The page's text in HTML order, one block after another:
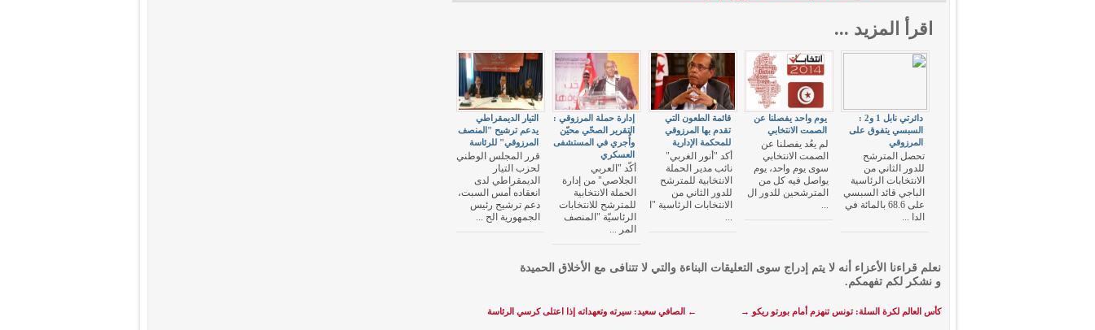
اقرأ المزيد ...
التيار الديمقراطي
يدعم ترشيح "المنصف
المرزوقي" للرئاسة
قرر المجلس الوطني
لحزب التيار
الديمقراطي لدى
انعقاده أمس السبت،
دعم ترشيح رئيس
الجمهورية الح ...
إدارة حملة المرزوقي :
التقرير الصحّي محيّن
وأُجري في المستشفى
العسكري
أكّد "العربي
الجلاصي" من إدارة
الحملة الانتخابية
للمترشح للانتخابات
الرئاسيّة "المنصف
المر ...
قائمة الطعون التي
تقدم بها المرزوقي
للمحكمة الإدارية
أكد "أنور الغربي"
نائب مدير الحملة
الانتخابية للمترشح
للدور الثاني من
الانتخابات الرئاسية "ا
...
يوم واحد يفصلنا عن
الصمت الانتخابي
لم يعُد يفصلنا عن
الصمت الانتخابي
سوى يوم واحد، يوم
يواصل فيه كل من
المترشحين للدور ال
...
دائرتي نابل 1 و2 :
السبسي يتفوق على
المرزوقي
تحصل المترشح
للدور الثاني من
الانتخابات الرئاسية
الباجي قائد السبسي
على 68.6 بالمائة في
الدا ...
نعلم قراءنا الأعزاء أنه لا يتم إدراج سوى التعليقات البناءة والتي لا تتنافى مع الأخلاق الحميدة
و نشكر لكم تفهمكم.
← الصافي سعيد: سيرته وتعهداته إذا اعتلى كرسي الرئاسة كأس العالم لكرة السلة: تونس تنهزم أمام بورتو ريكو →